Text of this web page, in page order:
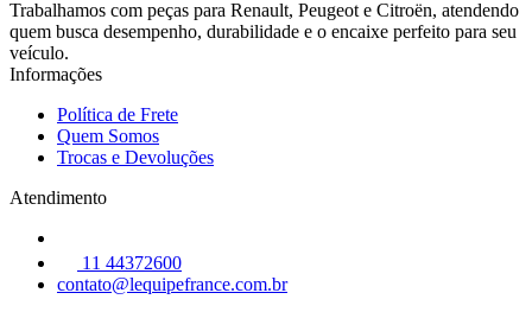
Trabalhamos com peças para Renault, Peugeot e Citroën, atendendo
quem busca desempenho, durabilidade e o encaixe perfeito para seu
veículo.
Informações
Política de Frete
Quem Somos
Trocas e Devoluções
Atendimento
11 44372600
contato@lequipefrance.com.br